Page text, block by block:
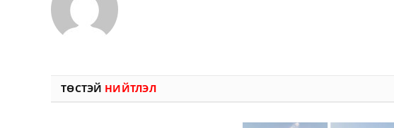
ТӨСТЭЙ НИЙТЛЭЛ